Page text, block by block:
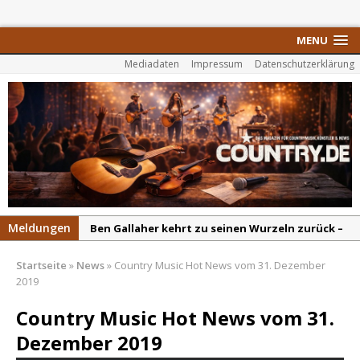
MENU
Mediadaten Impressum Datenschutzerklärung
Meldungen
Ben Gallaher kehrt zu seinen Wurzeln zurück –
Colton Dawson legt mit „Worth It“ nach –
Carly Pearce hinterfragt den ständigen
Vergleich mit anderen
Startseite » News» Country Music Hot News vom 31. Dezember
2019
Country Music Hot News vom 31.
Dezember 2019